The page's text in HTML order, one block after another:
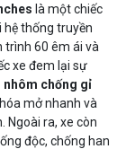
là một chiếc
hệ thống truyền
trình 60 êm ái và
xe đem lại sự
nhôm chống gỉ
mở nhanh và
Ngoài ra, xe còn
độc, chống han